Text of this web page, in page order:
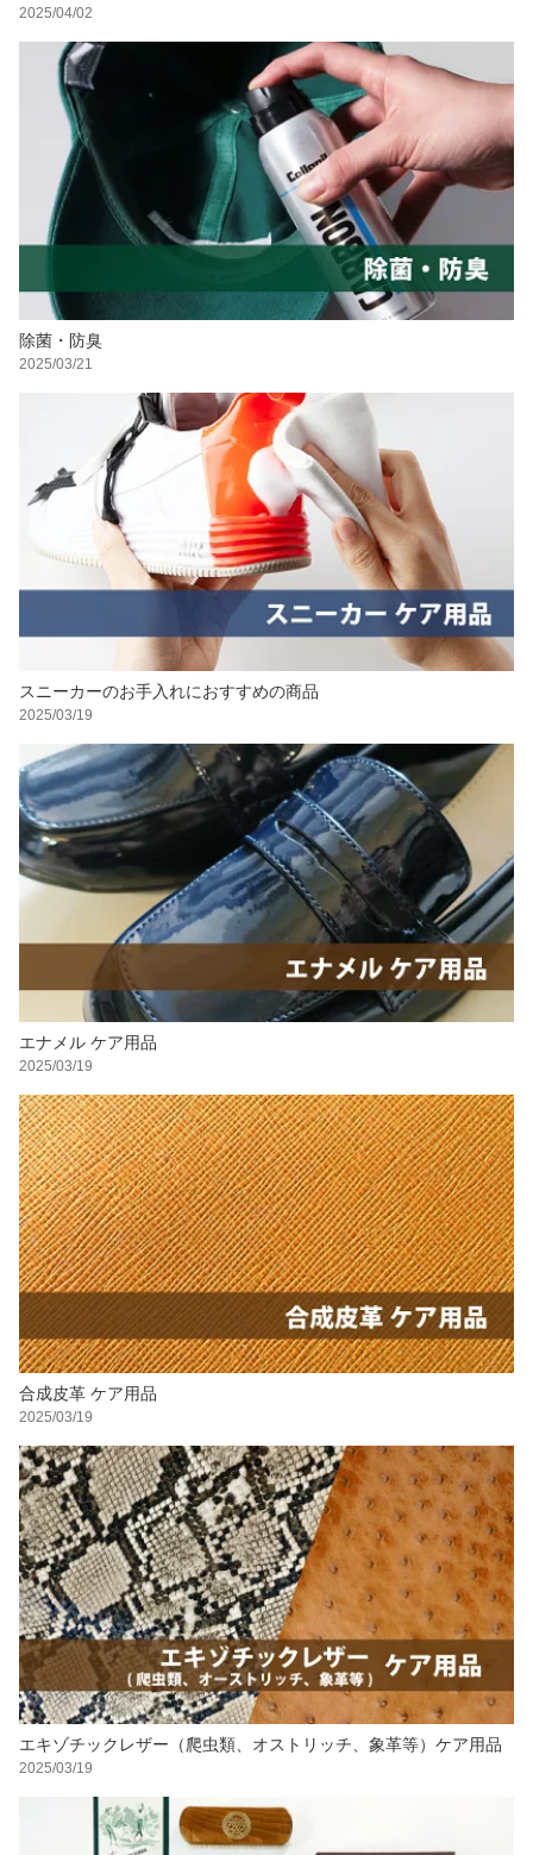
2025/04/02
除菌・防臭
2025/03/21
スニーカーのお手入れにおすすめの商品
2025/03/19
エナメル ケア用品
2025/03/19
合成皮革 ケア用品
2025/03/19
エキゾチックレザー（爬虫類、オストリッチ、象革等）ケア用品
2025/03/19